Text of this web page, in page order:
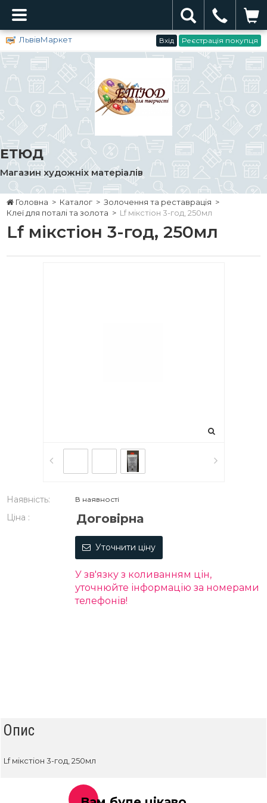
Вхід Реєстрація покупця
ЛьвівМаркет
ЕТЮД
Магазин художніх матеріалів
Головна > Каталог > Золочення та реставрація >
Клеї для поталі та золота > Lf мікстіон 3-год, 250мл
Lf мікстіон 3-год, 250мл
Наявність: В наявності
Ціна : Договірна
Уточнити ціну
У зв'язку з коливанням цін,
уточнюйте інформацію за номерами
телефонів!
Опис
Lf мікстіон 3-год, 250мл